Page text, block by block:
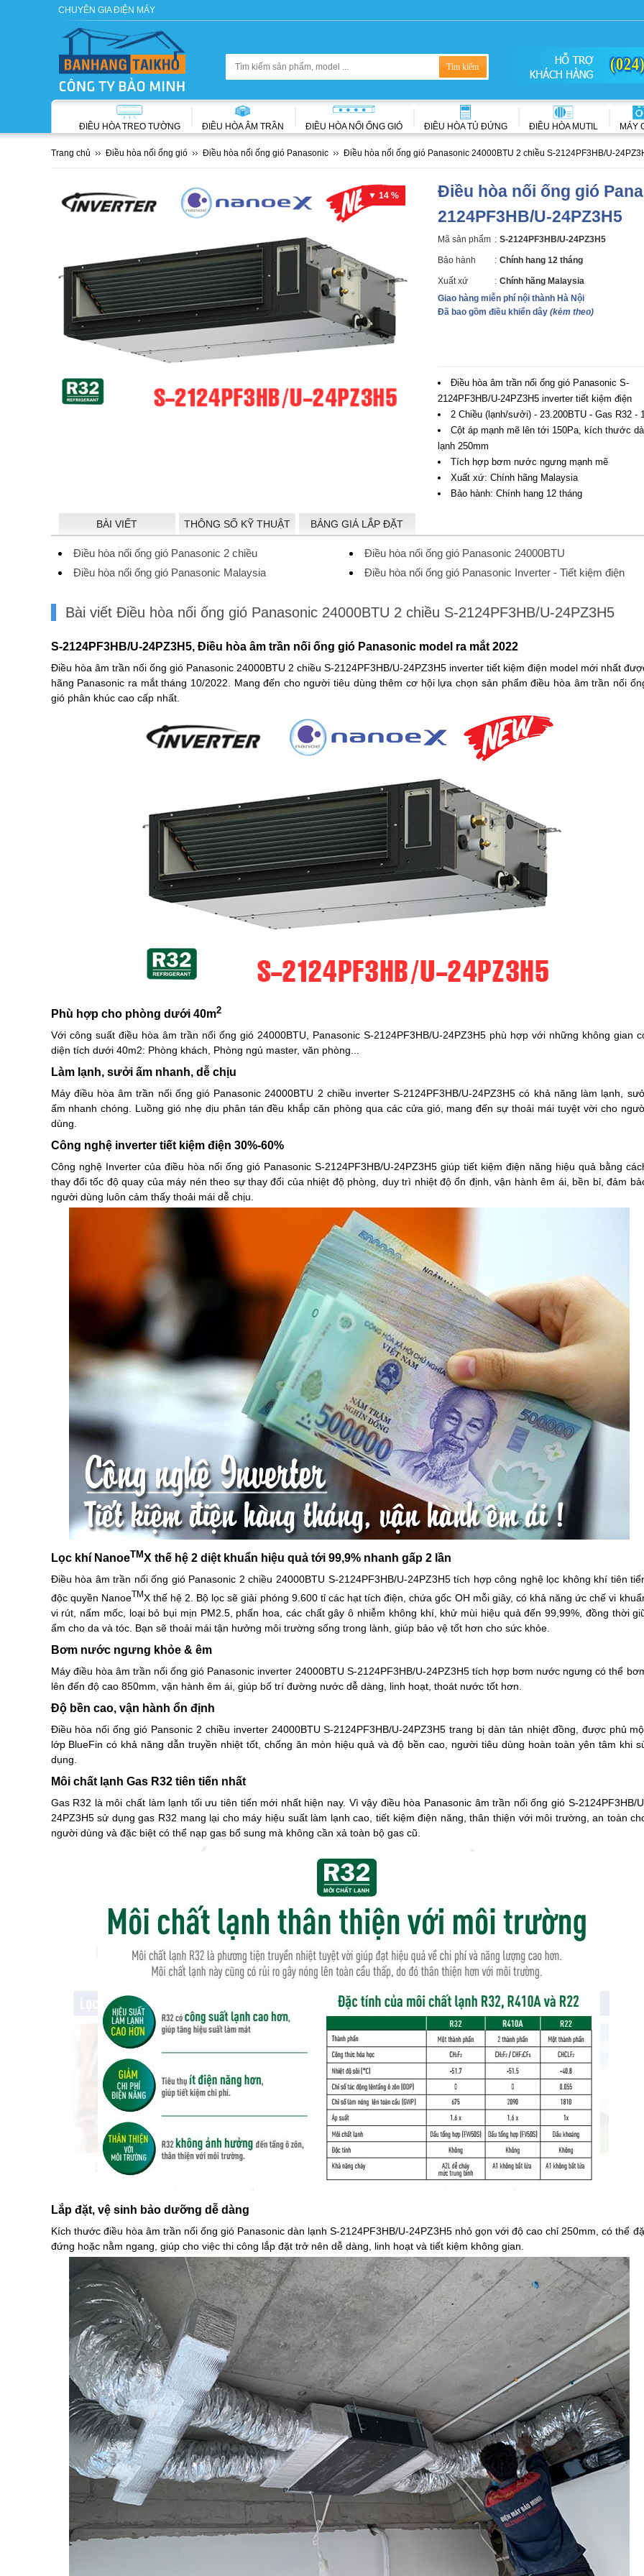
CHUYÊN GIA ĐIỆN MÁY
ĐIỀU HÒA TREO TƯỜNG ĐIỀU HÒA ÂM TRẦN ĐIỀU HÒA NỐI ỐNG GIÓ ĐIỀU HÒA TỦ ĐỨNG ĐIỀU HÒA MUTIL MÁY
Trang chủ Điều hòa nối ống gió Điều hòa nối ống gió Panasonic Điều hòa nối ống gió Panasonic 24000BTU 2 chiều S-2124PF3HB/U-
▼ 14 %
Điều hòa nối ống gió
2124PF3HB/U-24PZ3H5
Mã sản phẩm : S-2124PF3HB/U-24PZ3H5
Bảo hành : Chính hang 12 tháng
Xuất xứ : Chính hãng Malaysia
Giao hàng miễn phí nội thành Hà Nội
Đã bao gồm điều khiển dây (kèm theo)
Điều hòa âm trần nối ống gió Panasonic S-
2124PF3HB/U-24PZ3H5 inverter tiết kiệm điện
2 Chiều (lạnh/sưởi) - 23.200BTU - Gas R32 -
Cột áp mạnh mẽ lên tới 150Pa, kích thước
lạnh 250mm
Tích hợp bơm nước ngưng mạnh mẽ
Xuất xứ: Chính hãng Malaysia
Bảo hành: Chính hang 12 tháng
BÀI VIẾT THÔNG SỐ KỸ THUẬT BẢNG GIÁ LẮP ĐẶT
Điều hòa nối ống gió Panasonic 2 chiều
Điều hòa nối ống gió Panasonic 24000BTU
Điều hòa nối ống gió Panasonic Malaysia
Điều hòa nối ống gió Panasonic Inverter - Tiết kiệm điện
Bài viết Điều hòa nối ống gió Panasonic 24000BTU 2 chiều S-2124PF3HB/U-24PZ3H5
S-2124PF3HB/U-24PZ3H5, Điều hòa âm trần nối ống gió Panasonic model ra mắt 2022
Điều hòa âm trần nối ống gió Panasonic 24000BTU 2 chiều S-2124PF3HB/U-24PZ3H5inverter tiết kiệm điện model mới nhất
hãng Panasonic ra mắt tháng 10/2022. Mang đến cho người tiêu dùng thêm cơ hội lựa chọn sản phẩm điều hòa âm trần nối
gió phân khúc cao cấp nhất.
Phù hợp cho phòng dưới 40m2
Với công suất điều hòa âm trần nối ống gió 24000BTU, Panasonic S-2124PF3HB/U-24PZ3H5 phù hợp với những không gian
diện tích dưới 40m2: Phòng khách, Phòng ngủ master, văn phòng...
Làm lạnh, sưởi ấm nhanh, dễ chịu
Máy điều hòa âm trần nối ống gió Panasonic 24000BTU 2 chiều inverter S-2124PF3HB/U-24PZ3H5 có khả năng làm lạnh,
ấm nhanh chóng. Luồng gió nhẹ dịu phân tán đều khắp căn phòng qua các cửa gió, mang đến sự thoải mái tuyệt vời cho
dùng.
Công nghệ inverter tiết kiệm điện 30%-60%
Công nghệ Inverter của điều hòa nối ống gió Panasonic S-2124PF3HB/U-24PZ3H5 giúp tiết kiệm điện năng hiệu quả bằng
thay đổi tốc độ quay của máy nén theo sự thay đổi của nhiệt độ phòng, duy trì nhiệt độ ổn định, vận hành êm ái, bền bỉ, đảm
người dùng luôn cảm thấy thoải mái dễ chịu.
Lọc khí NanoeTMX thế hệ 2 diệt khuẩn hiệu quả tới 99,9% nhanh gấp 2 lần
Điều hòa âm trần nối ống gió Panasonic 2 chiều 24000BTU S-2124PF3HB/U-24PZ3H5 tích hợp công nghệ lọc không khí tiên
độc quyền NanoeTMX thế hệ 2. Bộ lọc sẽ giải phóng 9.600 tỉ các hạt tích điện, chứa gốc OH mỗi giây, có khả năng ức chế vi
vi rút, nấm mốc, loại bỏ bụi mịn PM2.5, phấn hoa, các chất gây ô nhiễm không khí, khử mùi hiệu quả đến 99,99%, đồng thời
ẩm cho da và tóc. Bạn sẽ thoải mái tận hưởng môi trường sống trong lành, giúp bảo vệ tốt hơn cho sức khỏe.
Bơm nước ngưng khỏe & êm
Máy điều hòa âm trần nối ống gió Panasonic inverter 24000BTU S-2124PF3HB/U-24PZ3H5 tích hợp bơm nước ngưng có thể
lên đến độ cao 850mm, vận hành êm ái, giúp bố trí đường nước dễ dàng, linh hoạt, thoát nước tốt hơn.
Độ bền cao, vận hành ổn định
Điều hòa nối ống gió Pansonic 2 chiều inverter 24000BTU S-2124PF3HB/U-24PZ3H5 trang bị dàn tản nhiệt đồng, được phủ
lớp BlueFin có khả năng dẫn truyền nhiệt tốt, chống ăn mòn hiệu quả và độ bền cao, người tiêu dùng hoàn toàn yên tâm khi
dụng.
Môi chất lạnh Gas R32 tiên tiến nhất
Gas R32 là môi chất làm lạnh tối ưu tiên tiến mới nhất hiện nay. Vì vậy điều hòa Panasonicâm trần nối ống gió S-2124PF3HB/
24PZ3H5 sử dụng gas R32 mang lại cho máy hiệu suất làm lạnh cao, tiết kiệm điện năng, thân thiện với môi trường, an toàn
người dùng và đặc biệt có thể nạp gas bổ sung mà không cần xả toàn bộ gas cũ.
Lắp đặt, vệ sinh bảo dưỡng dễ dàng
Kích thước điều hòa âm trần nối ống gió Panasonic dàn lạnh S-2124PF3HB/U-24PZ3H5 nhỏ gọn với độ cao chỉ 250mm, có thể
đứng hoặc nằm ngang, giúp cho việc thi công lắp đặt trở nên dễ dàng, linh hoạt và tiết kiệm không gian.